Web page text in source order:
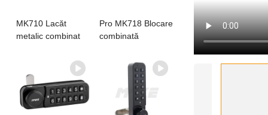
MK710 Lacăt
metalic combinat
Pro MK718 Blocare
combinată